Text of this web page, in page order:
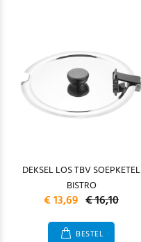
DEKSEL LOS TBV SOEPKETEL
BISTRO
€ 13,69 € 16,10
BESTEL